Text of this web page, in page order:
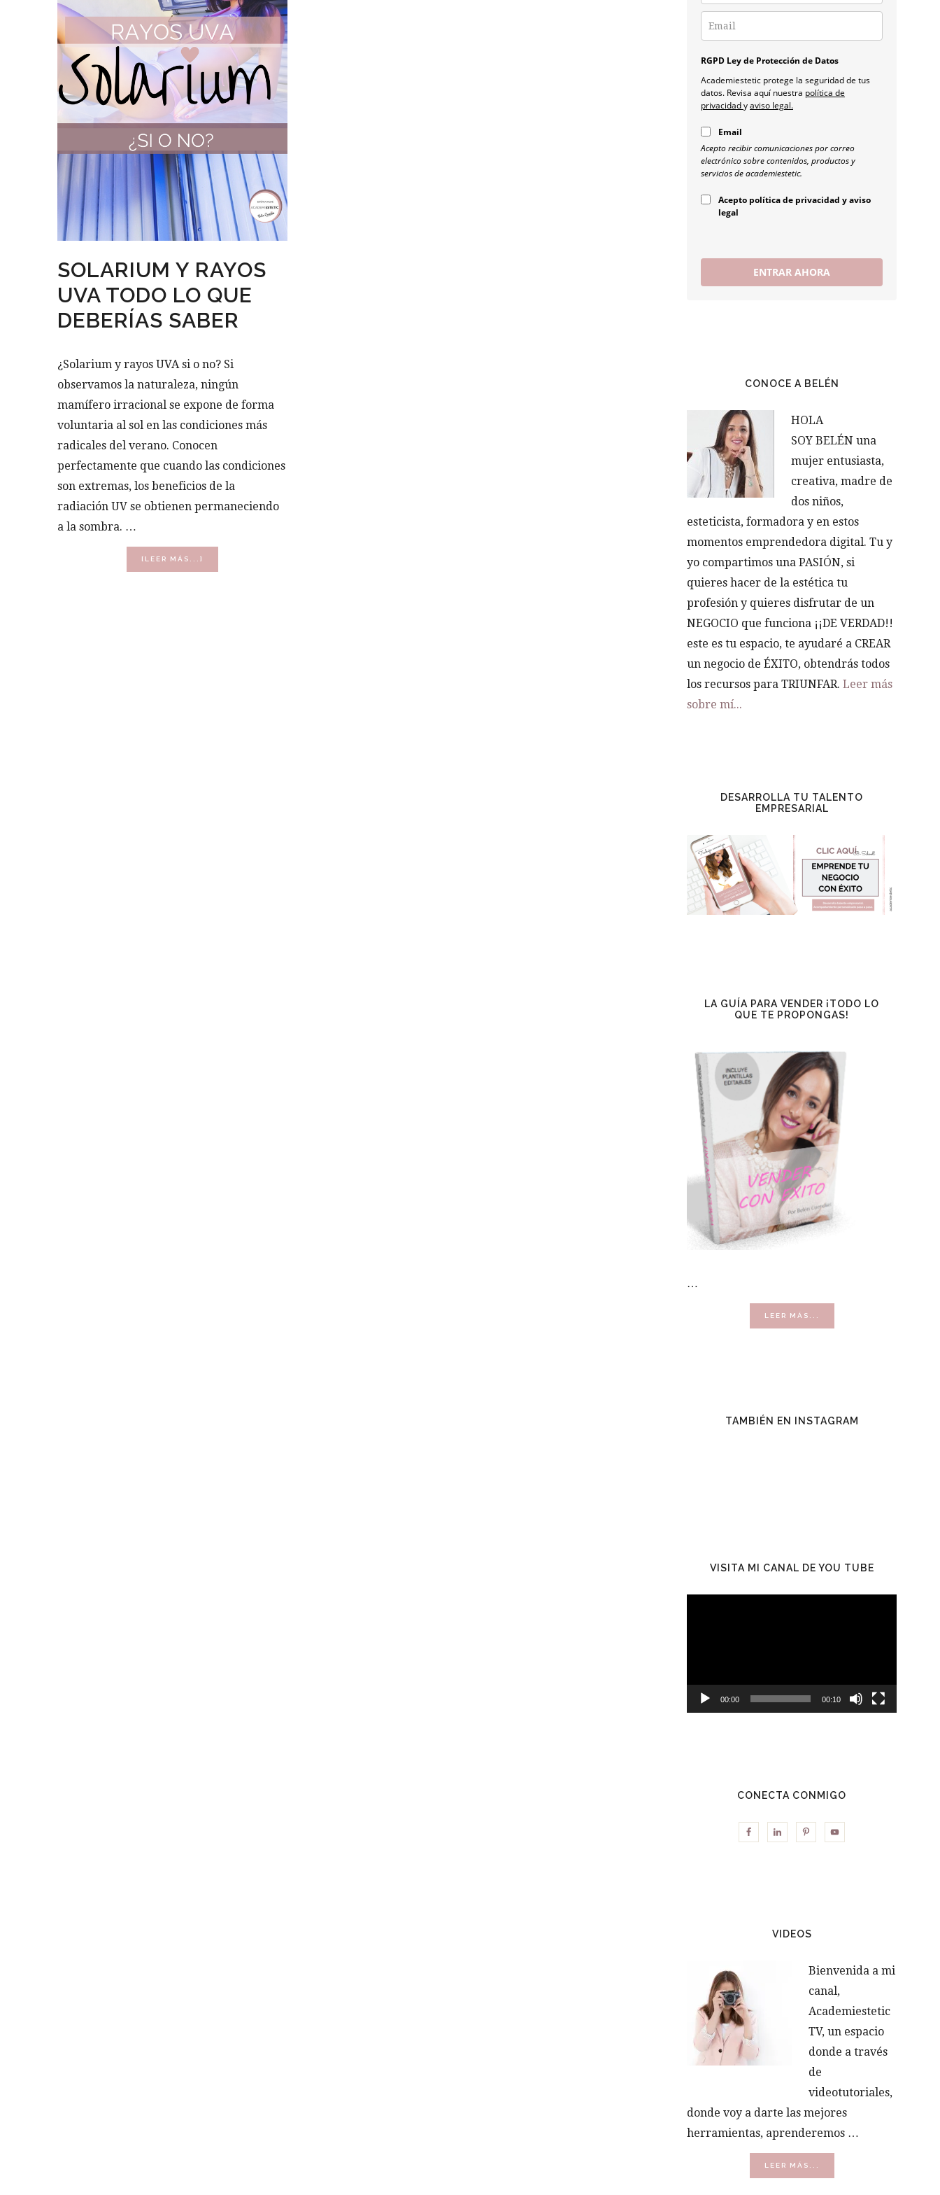
SOLARIUM Y RAYOS
UVA TODO LO QUE
DEBERÍAS SABER
¿Solarium y rayos UVA si o no? Si
observamos la naturaleza, ningún
mamífero irracional se expone de forma
voluntaria al sol en las condiciones más
radicales del verano. Conocen
perfectamente que cuando las condiciones
son extremas, los beneficios de la
radiación UV se obtienen permaneciendo
a la sombra. …
[LEER MÁS...]
DE
RGPD Ley de Protección de Datos
Academiestetic protege la seguridad de tus
datos. Revisa aquí nuestra política de
privacidadyaviso legal.
Email
Acepto recibir comunicaciones por correo
electrónico sobre contenidos, productos y
servicios de academiestetic.
Acepto política de privacidad y aviso
legal
ENTRAR AHORA
CONOCE A BELÉN
HOLA
SOY BELÉN una
mujer entusiasta,
creativa, madre de
dos niños,
esteticista, formadora y en estos
momentos emprendedora digital. Tu y
yo compartimos una PASIÓN, si
quieres hacer de la estética tu
profesión y quieres disfrutar de un
NEGOCIO que funciona ¡¡DE VERDAD!!
este es tu espacio, te ayudaré a CREAR
un negocio de ÉXITO, obtendrás todos
los recursos para TRIUNFAR. Leer más
sobre mí...
DESARROLLA TU TALENTO
EMPRESARIAL
LA GUÍA PARA VENDER ¡TODO LO
QUE TE PROPONGAS!
…
LEER MÁS...
DE
TAMBIÉN EN INSTAGRAM
VISITA MI CANAL DE YOU TUBE
00:00 00:10
CONECTA CONMIGO
VIDEOS
Bienvenida a mi
canal,
Academiestetic
TV, un espacio
donde a través
de
videotutoriales,
donde voy a darte las mejores
herramientas, aprenderemos …
LEER MÁS...
DE